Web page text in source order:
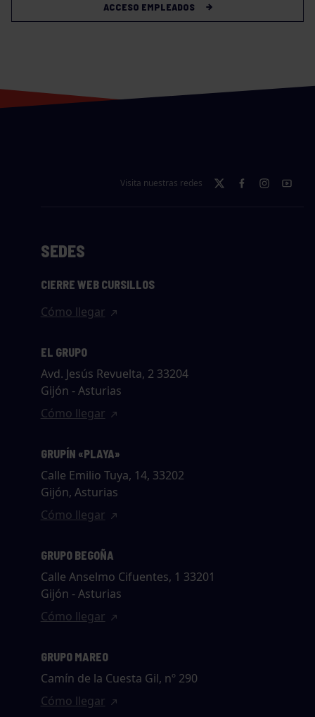
ACCESO EMPLEADOS
Visita nuestras redes
SEDES
CIERRE WEB CURSILLOS
Cómo llegar
EL GRUPO
Avd. Jesús Revuelta, 2 33204
Gijón - Asturias
Cómo llegar
GRUPÍN «PLAYA»
Calle Emilio Tuya, 14, 33202
Gijón, Asturias
Cómo llegar
GRUPO BEGOÑA
Calle Anselmo Cifuentes, 1 33201
Gijón - Asturias
Cómo llegar
GRUPO MAREO
Camín de la Cuesta Gil, nº 290
Cómo llegar